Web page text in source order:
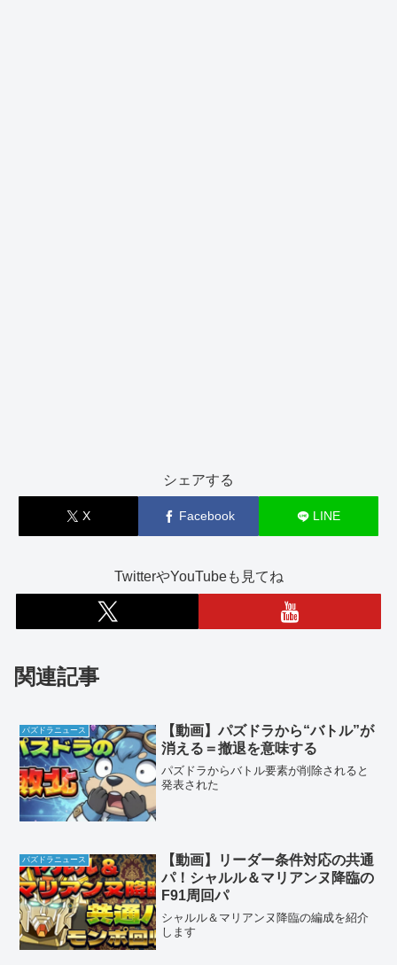
シェアする
X Facebook LINE
TwitterやYouTubeも見てね
関連記事
パズドラニュース
【動画】パズドラから“バトル”が
消える＝撤退を意味する
パズドラからバトル要素が削除されると
発表された
パズドラニュース
【動画】リーダー条件対応の共通
パ！シャルル＆マリアンヌ降臨の
F91周回パ
シャルル＆マリアンヌ降臨の編成を紹介
します